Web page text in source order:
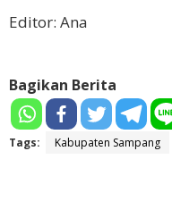
Editor: Ana
Bagikan Berita
Tags: Kabupaten Sampang